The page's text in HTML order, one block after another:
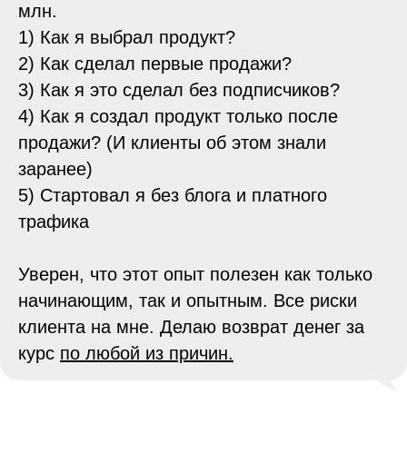
млн.
1) Как я выбрал продукт?
2) Как сделал первые продажи?
3) Как я это сделал без подписчиков?
4) Как я создал продукт только после
продажи? (И клиенты об этом знали
заранее)
5) Стартовал я без блога и платного
трафика
Уверен, что этот опыт полезен как только
начинающим, так и опытным. Все риски
клиента на мне. Делаю возврат денег за
курс по любой из причин.